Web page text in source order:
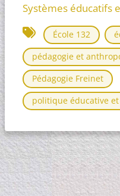
Systèmes éducatifs
École 132
pédagogie et
Pédagogie Freinet
politique éducative